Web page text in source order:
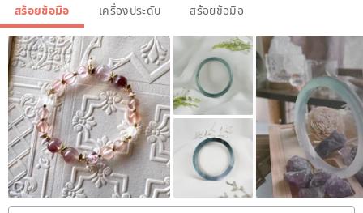
• Photos taken in natural daylight with a mobile phone, no filters.
• Please contact us for more product videos.
• All natural Type-A jadeite sold in our store is free of chemical
treatments. Natural characteristics such as wispy inclusions, stone
patterns, mineral inclusions, or minor cracks are considered normal
and not flaws.
สร้อยข้อมือ เครื่องประดับ สร้อยข้อมือ